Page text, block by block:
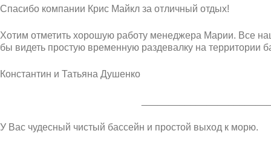
Спасибо компании Крис Майкл за отличный отдых!
Хотим отметить хорошую работу менеджера Марии. Все
бы видеть простую временную раздевалку на территории
Константин и Татьяна Душенко
У Вас чудесный чистый бассейн и простой выход к морю.